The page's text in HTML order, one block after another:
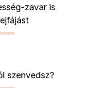
zavar is
szenvedsz?